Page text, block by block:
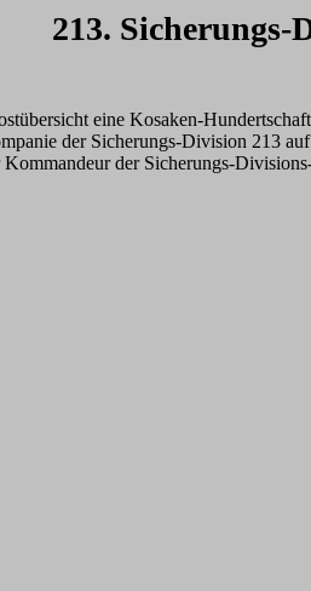
213. Sicherungs-
eine Kosaken-
der Sicherungs-Division 213
der Sicherungs-